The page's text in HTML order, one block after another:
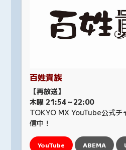
百姓貴族
【再放送】
木曜 21:54～22:00
TOKYO MX YouTube公式チ
信中！
YouTube ABEMA